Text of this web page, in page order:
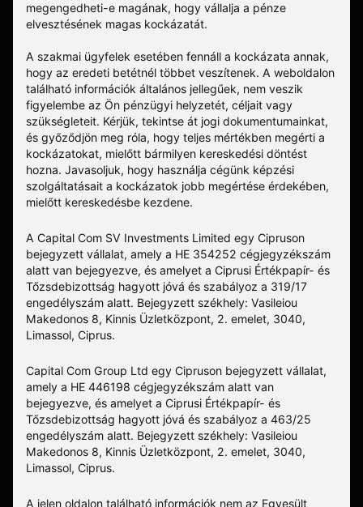
megengedheti-e magának, hogy vállalja a pénze
elvesztésének magas kockázatát.
A szakmai ügyfelek esetében fennáll a kockázata annak,
hogy az eredeti betétnél többet veszítenek. A weboldalon
található információk általános jellegűek, nem veszik
figyelembe az Ön pénzügyi helyzetét, céljait vagy
szükségleteit. Kérjük, tekintse át jogi dokumentumainkat,
és győződjön meg róla, hogy teljes mértékben megérti a
kockázatokat, mielőtt bármilyen kereskedési döntést
hozna. Javasoljuk, hogy használja cégünk képzési
szolgáltatásait a kockázatok jobb megértése érdekében,
mielőtt kereskedésbe kezdene.
A Capital Com SV Investments Limited egy Cipruson
bejegyzett vállalat, amely a HE 354252 cégjegyzékszám
alatt van bejegyezve, és amelyet a Ciprusi Értékpapír- és
Tőzsdebizottság hagyott jóvá és szabályoz a 319/17
engedélyszám alatt. Bejegyzett székhely: Vasileiou
Makedonos 8, Kinnis Üzletközpont, 2. emelet, 3040,
Limassol, Ciprus.
Capital Com Group Ltd egy Cipruson bejegyzett vállalat,
amely a ΗΕ 446198 cégjegyzékszám alatt van
bejegyezve, és amelyet a Ciprusi Értékpapír- és
Tőzsdebizottság hagyott jóvá és szabályoz a 463/25
engedélyszám alatt. Bejegyzett székhely: Vasileiou
Makedonos 8, Kinnis Üzletközpont, 2. emelet, 3040,
Limassol, Ciprus.
A jelen oldalon található információk nem az Egyesült